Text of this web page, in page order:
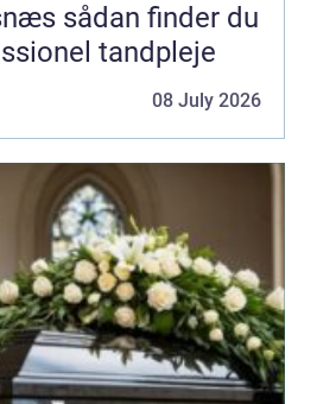
du
tandpleje
08 July 2026